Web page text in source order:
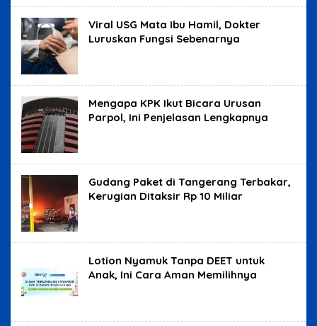
Viral USG Mata Ibu Hamil, Dokter
Luruskan Fungsi Sebenarnya
Mengapa KPK Ikut Bicara Urusan
Parpol, Ini Penjelasan Lengkapnya
Gudang Paket di Tangerang Terbakar,
Kerugian Ditaksir Rp 10 Miliar
Lotion Nyamuk Tanpa DEET untuk
Anak, Ini Cara Aman Memilihnya